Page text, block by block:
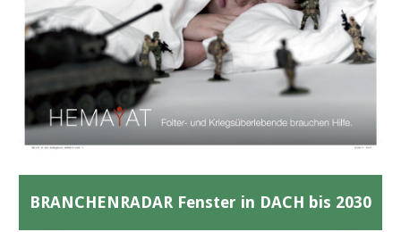
BRANCHENRADAR Fenster in DACH bis 2030